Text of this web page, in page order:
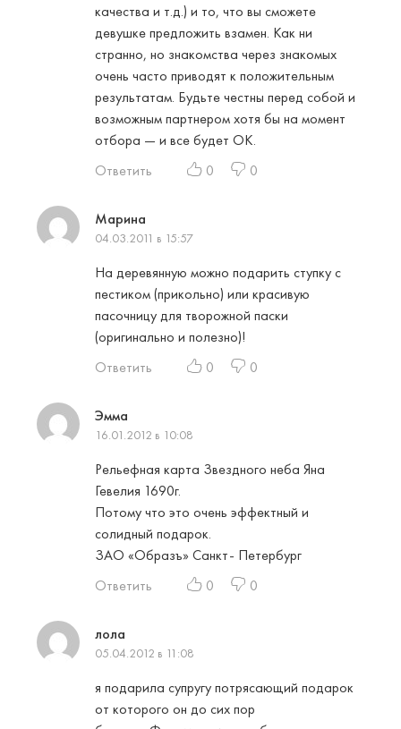
качества и т.д.) и то, что вы сможете
девушке предложить взамен. Как ни
странно, но знакомства через знакомых
очень часто приводят к положительным
результатам. Будьте честны перед собой и
возможным партнером хотя бы на момент
отбора — и все будет ОК.
Ответить
0 0
Марина
04.03.2011 в 15:57
На деревянную можно подарить ступку с
пестиком (прикольно) или красивую
пасочницу для творожной паски
(оригинально и полезно)!
Ответить
0 0
Эмма
16.01.2012 в 10:08
Рельефная карта Звездного неба Яна
Гевелия 1690г.
Потому что это очень эффектный и
солидный подарок.
ЗАО «Образъ» Санкт- Петербург
Ответить
0 0
лола
05.04.2012 в 11:08
я подарила супругу потрясающий подарок
от которого он до сих пор